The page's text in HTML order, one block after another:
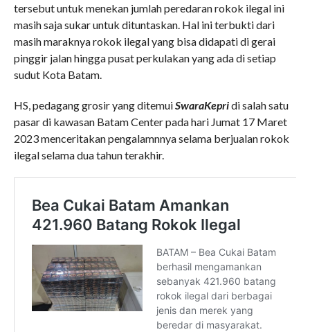
tersebut untuk menekan jumlah peredaran rokok ilegal ini
masih saja sukar untuk dituntaskan. Hal ini terbukti dari
masih maraknya rokok ilegal yang bisa didapati di gerai
pinggir jalan hingga pusat perkulakan yang ada di setiap
sudut Kota Batam.
HS, pedagang grosir yang ditemuiSwaraKepridi salah satu
pasar di kawasan Batam Center pada hari Jumat 17 Maret
2023 menceritakan pengalamnnya selama berjualan rokok
ilegal selama dua tahun terakhir.